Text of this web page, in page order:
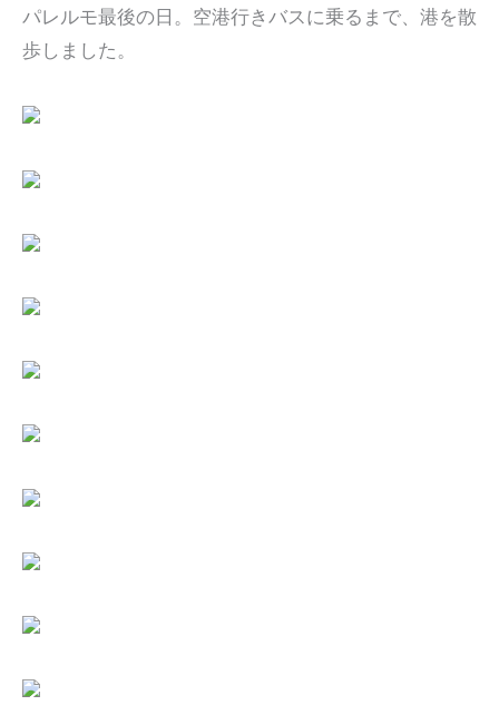
パレルモ最後の日。空港行きバスに乗るまで、港を散
歩しました。